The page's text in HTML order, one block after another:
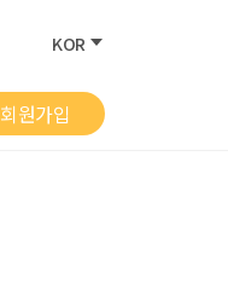
KOR
회원가입